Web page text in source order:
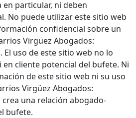
particular, ni deben
No puede utilizar este sitio web
confidencial sobre un
Virgüez Abogados:
El uso de este sitio web no lo
cliente potencial del bufete. Ni
de este sitio web ni su uso
Virgüez Abogados:
crea una relación abogado-
bufete.